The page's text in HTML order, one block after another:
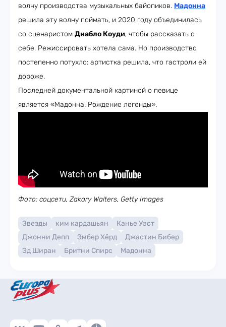
волну производства музыкальных байопиков. Мадонна
решила эту волну поймать, и 2020 году объединилась
со сценаристом Диабло Коуди, чтобы рассказать о
себе. Режиссировать хотела сама. Но производство
постепенно потухло: артистка решила, что гастроли ей
дороже.
Последней документальной картиной о певице
является «Мадонна: Рождение легенды».
Фото: соцсети, Zakary Walters, Getty Images
Звезды ким кардашьян
Канье Уэст
Джонни Депп
Эмбер Хёрд
Джастин Бибер
Эд Ширан
Бритни Спирс Мадонна